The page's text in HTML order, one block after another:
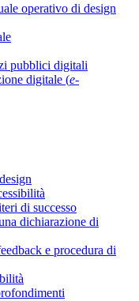
operativo di design
pubblici digitali
digitale (e-
di successo
dichiarazione di
e procedura di